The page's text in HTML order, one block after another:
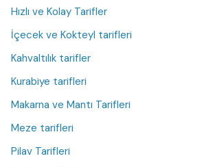
Hızlı ve Kolay Tarifler
İçecek ve Kokteyl tarifleri
Kahvaltılık tarifler
Kurabiye tarifleri
Makarna ve Mantı Tarifleri
Meze tarifleri
Pilav Tarifleri